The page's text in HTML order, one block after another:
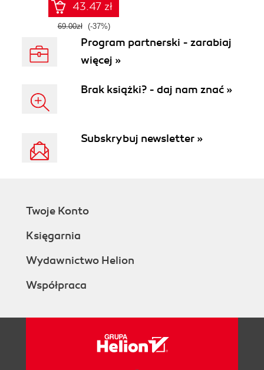
43.47 zł
69.00zł (-37%)
Program partnerski - zarabiaj
więcej »
Brak książki? - daj nam znać »
Subskrybuj newsletter »
Twoje Konto
Księgarnia
Wydawnictwo Helion
Współpraca